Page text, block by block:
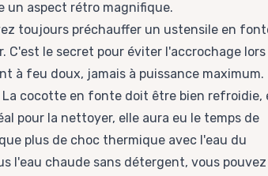
un aspect rétro magnifique.
toujours préchauffer un ustensile en
C'est le secret pour éviter l'accrochage
à feu doux, jamais à puissance maximum.
cocotte en fonte doit être bien refroidie,
pour la nettoyer, elle aura eu le temps de
plus de choc thermique avec l'eau du
l'eau chaude sans détergent, vous pouvez